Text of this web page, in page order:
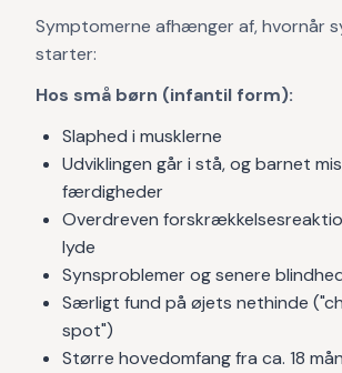
Symptomerne afhænger af, hvornår
starter:
Hos små børn (infantil form):
Slaphed i musklerne
Udviklingen går i stå, og barnet
færdigheder
Overdreven
lyde
Synsproblemer og senere
Særligt fund på øjets nethinde
spot")
Større hovedomfang fra ca. 18